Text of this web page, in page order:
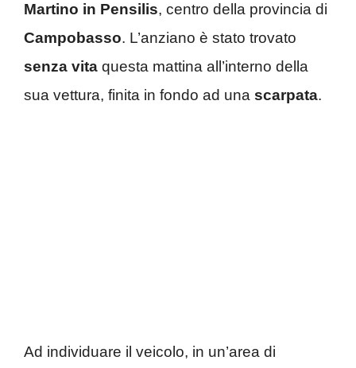
Martino in Pensilis, centro della provincia di
Campobasso. L’anziano è stato trovato
senza vita questa mattina all’interno della
sua vettura, finita in fondo ad una scarpata.
Ad individuare il veicolo, in un’area di